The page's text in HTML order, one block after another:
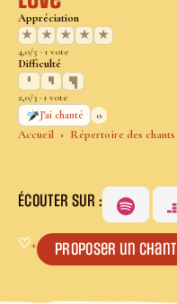
Accueil Répertoire des chants
Appréciation
★
★ ★ ★ ★
4,0/5 · 1 vote
Difficulté
2,0/3 · 1 vote
J’ai chanté
0
ÉCOUTER SUR :
♡+ Proposer un chant